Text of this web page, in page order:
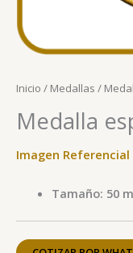
Inicio / Medallas /
Medalla
Imagen Referencial
Tamaño: 50